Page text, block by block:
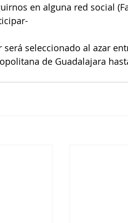
en alguna red social
será seleccionado al azar
de Guadalajara